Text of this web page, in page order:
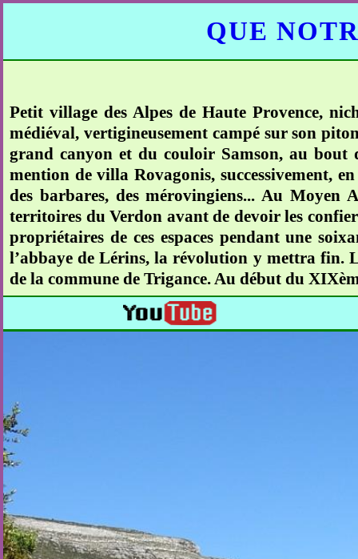
QUE
Petit village des Alpes de Haute Provence,
médiéval, vertigineusement campé sur son
grand canyon et du couloir Samson, au bout
mention de villa Rovagonis, successivement,
des barbares, des mérovingiens... Au Moyen
territoires du Verdon avant de devoir les
propriétaires de ces espaces pendant une
l’abbaye de Lérins, la révolution y mettra fin.
de la commune de Trigance. Au début du